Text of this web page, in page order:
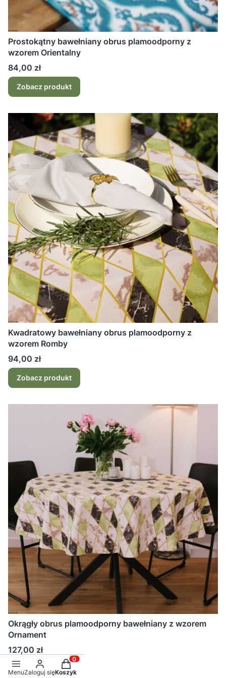
Prostokątny bawełniany obrus plamoodporny z
wzorem Orientalny
Cena
84,00 zł
Zobacz produkt
Kwadratowy bawełniany obrus plamoodporny z
wzorem Romby
Cena
94,00 zł
Zobacz produkt
Okrągły obrus plamoodporny bawełniany z wzorem
Ornament
Cena
127,00 zł
Zobacz produkt
MenuZaloguj się
Produkty w koszyku: 0. Zobacz szczegóły
Koszyk